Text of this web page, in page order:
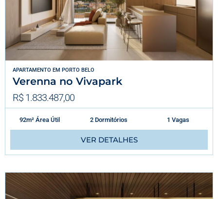
APARTAMENTO EM PORTO BELO
Verenna no Vivapark
R$ 1.833.487,00
92m² Área Útil 2 Dormitórios 1 Vagas
VER DETALHES